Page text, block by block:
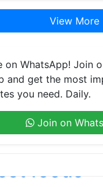
View More
on WhatsApp! Join
and get the most
you need. Daily.
Join on
feeds